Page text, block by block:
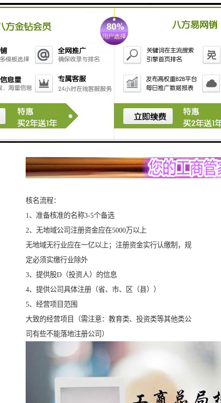
核名流程：
1、准备核准的名称3-5个备选
2、无地域公司注册资金应在5000万以上
无地域无行业应在一亿以上；注册资金实行认缴制，规
定必须实缴行业除外
3、提供股D（投资人）的信息
4、提供公司具体注册（省、市、区（县））
5、经营项目范围
大致的经营项目（需注意：教育类、投资类等其他类公
司有些不能落地注册公司）